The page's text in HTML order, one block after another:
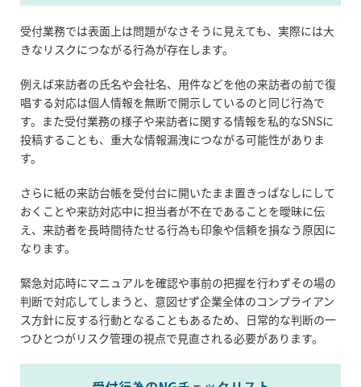
受付業務では表面上は問題がなさそうに見えても、実際には大
きなリスクにつながる行為が存在します。
例えば来訪者の氏名や会社名、用件などを他の来訪者の前で復
唱する対応は個人情報を無断で開示しているのと同じ行為で
す。また受付業務の様子や来訪者に関する情報を私的なSNSに
投稿することも、重大な情報漏洩につながる可能性がありま
す。
さらに紙の来訪台帳を受付台に開いたまま置きっぱなしにして
おくことや来訪対応中に担当者が不在であることを曖昧に伝
え、来訪者を長時間待たせる行為も印象や信頼を損なう原因に
なります。
緊急対応時にマニュアルを確認や事前の把握を行わずその場の
判断で対応してしまうと、意図せず企業全体のコンプライアン
ス方針に反する行動となることもあるため、日常的な判断の一
つひとつがリスク管理の視点で見直される必要があります。